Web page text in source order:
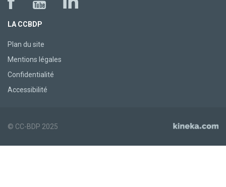
LA CCBDP
Plan du site
Mentions légales
Confidentialité
Accessibilité
© CC-BDP 2025